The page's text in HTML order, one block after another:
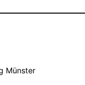
Münster